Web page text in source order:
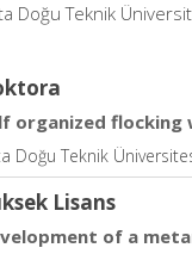
Doğu Teknik
organized
Doğu Teknik
Lisans
of a